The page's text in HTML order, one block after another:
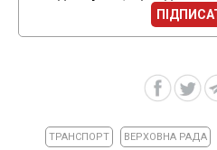
ТРАНСПОРТ ВЕРХОВНА РАДА